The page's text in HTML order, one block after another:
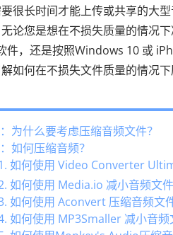
很长时间才能上传或共享的大
论您是想在不损失质量的情
件，还是按照Windows 10 或
如何在不损失文件质量的情况下
为什么要考虑压缩音频文件？
如何压缩音频？
如何使用 Video Converter
如何使用 Media.io 减小音频文
如何使用 Aconvert 压缩音频文
如何使用 MP3Smaller 减小音